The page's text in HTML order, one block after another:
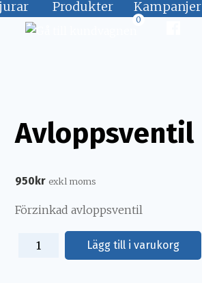
0
Produkter Kampanjer
Avloppsventil
950kr exkl moms
Förzinkad avloppsventil
Lägg till i varukorg